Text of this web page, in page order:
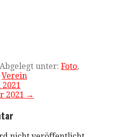
Abgelegt unter: Foto,
Verein
2021 →